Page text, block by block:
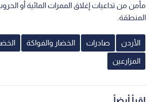
مأمن من تداعيات إغلاق الممرات المائية أو
المنطقة.
الأردن صادرات الخضار والفواكة
المزارعين